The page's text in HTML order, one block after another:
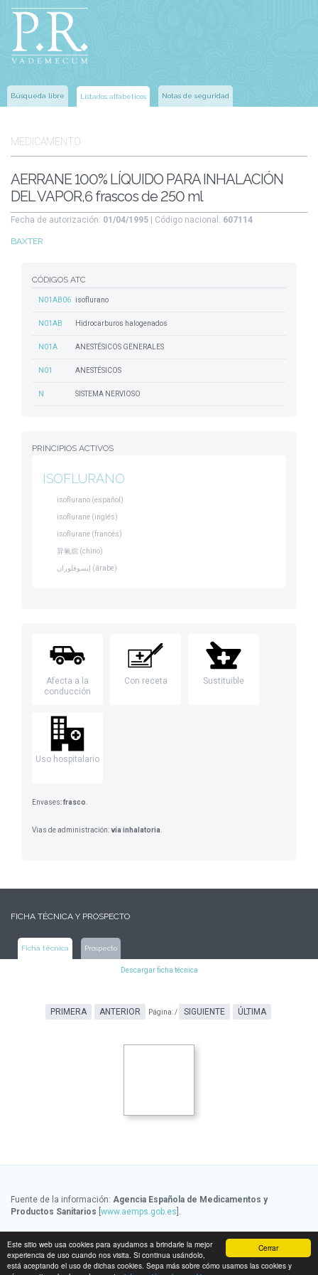
Cerrar
Este sitio web usa cookies para ayudarnos a brindarle la mejor
experiencia de uso cuando nos visita. Si continua usándolo,
está aceptando el uso de dichas cookies. Sepa más sobre cómo usamos las cookies y
Búsqueda libre Listados alfabéticos Notas de seguridad
MEDICAMENTO
AERRANE 100% LÍQUIDO PARA INHALACIÓN
DEL VAPOR,6 frascos de 250 ml
Fecha de autorización: 01/04/1995 | Código nacional: 607114
BAXTER
CÓDIGOS ATC
N01AB06 isoflurano
N01AB Hidrocarburos halogenados
N01A ANESTÉSICOS GENERALES
N01 ANESTÉSICOS
N SISTEMA NERVIOSO
PRINCIPIOS ACTIVOS
ISOFLURANO
isoflurano (español)
isoflurane (inglés)
isoflurane (francés)
异氟烷 (chino)
إيسوفلوران (árabe)
Afecta a la
conducción
Con receta Sustituible
Uso hospitalario
Envases:frasco
Vias de administración:vía inhalatoria
FICHA TÉCNICA Y PROSPECTO
Ficha técnica Prospecto
Descargar ficha técnica
PRIMERA ANTERIOR Página:/ SIGUIENTE ÚLTIMA
Fuente de la información: Agencia Española de Medicamentos y
Productos Sanitarios www.aemps.gob.es ].
Ministerio de Sanidad, Servicios
Sociales e Igualdad[ www.msssi.gob.es]